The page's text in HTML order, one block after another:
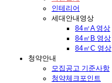
인테리어
세대안내영상
84㎡A 영상
84㎡B 영상
84㎡C 영상
청약안내
모집공고 기준사항
청약체크포인트